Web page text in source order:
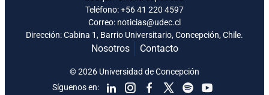
Teléfono:+56 41 220 4597
Correo: noticias@udec.cl
Dirección: Cabina 1, Barrio Universitario, Concepción, Chile.
Nosotros Contacto
Síguenos en:
© 2026 Universidad de Concepción